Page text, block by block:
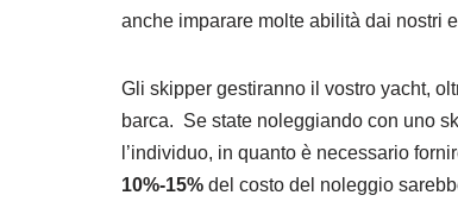
anche imparare molte abilità dai nostri
Gli skipper gestiranno il vostro yacht,
barca. Se state noleggiando con uno
l’individuo, in quanto è necessario
10%-15% del costo del noleggio